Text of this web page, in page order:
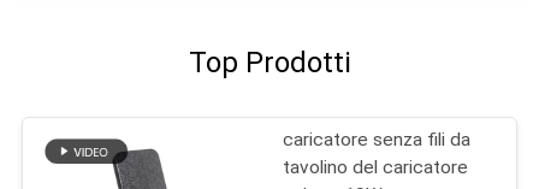
Top Prodotti
caricatore senza fili da
tavolino del caricatore